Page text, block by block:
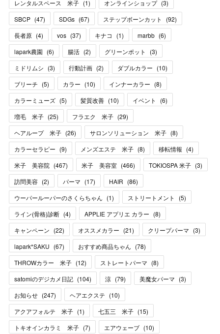
レンタルスペース 米子 (1) オンラインショップ (3)
SBCP (47) SDGs (67) ステップボーンカット (92)
長者原 (4) vos (37) キナコ (1) marbb (6)
lapark農園 (6) 腸活 (2) グリーンポット (3)
ミドリムシ (3) 行動計画 (2) ダブルカラー (10)
ブリーチ (5) カラー (10) インナーカラー (8)
カラーミューズ (5) 髪質改善 (10) イベント (6)
増毛 米子 (25) フラエク 米子 (29)
ヘアループ 米子 (26) サロンソリューション 米子 (8)
カラーセラピー (9) メンズエステ 米子 (8) 移転情報 (4)
米子 美容院 (467) 米子 美容室 (466) TOKIOSPA 米子 (3)
訪問美容 (2) パーマ (17) HAIR (86)
ウーパールーパーのさくらちゃん (1) ストリートメント (5)
ライン(骨格)診断 (4) APPLIE アプリエ カラー (8)
キャンペーン (22) オススメカラー (21) クリープパーマ (3)
lapark*SAKU (67) おすすめ商品ちゃん (78)
THROWカラー 米子 (12) ストレートパーマ (8)
satomiのデジカメ日記 (104) 涼 (79) 美魔女パーマ (3)
お知らせ (247) ヘアエクステ (10)
アクアフォルテ 米子 (1) 七五三 米子 (15)
トキオインカラミ 米子 (7) エアウェーブ (10)